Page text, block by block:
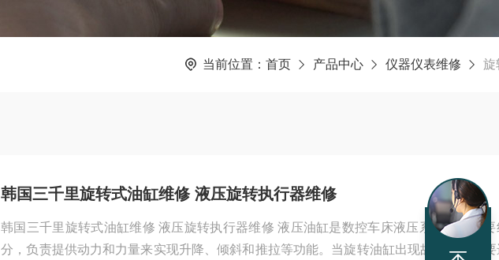
当前位置： 首页 产品中心 仪器仪表维修 旋
韩国三千里旋转式油缸维修 液压旋转执行器维修
韩国三千里旋转式油缸维修 液压旋转执行器维修 液压油缸是数控车床液压系统中的重要
分，负责提供动力和力量来实现升降、倾斜和推拉等功能。当旋转油缸出现故障时，需